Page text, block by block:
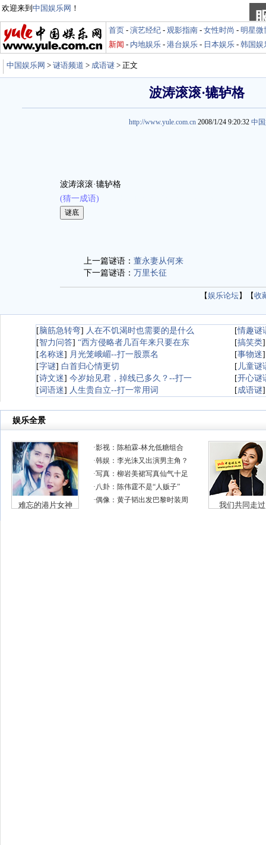
欢迎来到 中国娱乐网 ！
首页 - 演艺经纪 - 观影指南 - 女性时尚 - 明星微
新闻 - 内地娱乐 - 港台娱乐 - 日本娱乐 - 韩国娱
中国娱乐网 > 谜语频道 > 成语谜 > 正文
波涛滚滚·辘轳格
http://www.yule.com.cn 2008/1/24 9:20:32 中
波涛滚滚·辘轳格
(猜一成语)
上一篇谜语： 董永妻从何来
下一篇谜语： 万里长征
【娱乐论坛】【收
[脑筋急转弯] 人在不饥渴时也需要的是什么 [情趣谜
[智力问答] “西方侵略者几百年来只要在东 [搞笑类
[名称迷] 月光笼峨嵋--打一股票名 [事物迷
[字谜] 白首归心情更切 [ 儿童谜
[诗文迷] 今岁始见君，掉线已多久？--打一 [开心谜
[词语迷] 人生贵自立--打一常用词 [成语谜